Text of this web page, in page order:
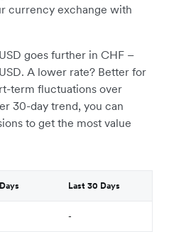
currency exchange with
goes further in CHF –
A lower rate? Better for
term fluctuations over
30-day trend, you can
to get the most value
Last 30 Days
-